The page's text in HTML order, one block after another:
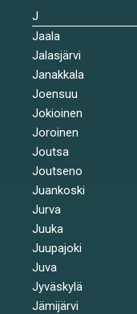
J
Jaala
Jalasjärvi
Janakkala
Joensuu
Jokioinen
Joroinen
Joutsa
Joutseno
Juankoski
Jurva
Juuka
Juupajoki
Juva
Jyväskylä
Jämijärvi